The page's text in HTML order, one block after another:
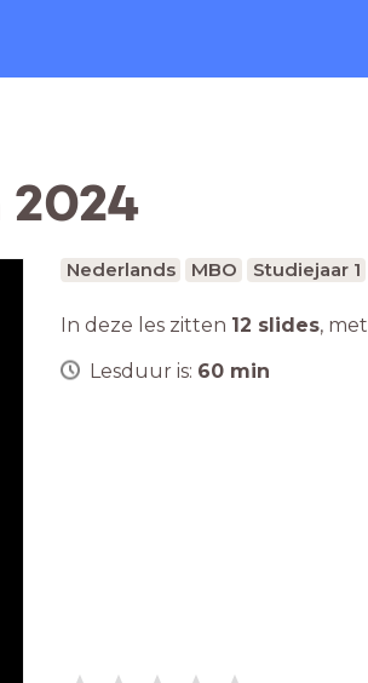
2024
Nederlands MBO Studiejaar 1
In deze les zitten 12 slides, met
Lesduur is: 60 min